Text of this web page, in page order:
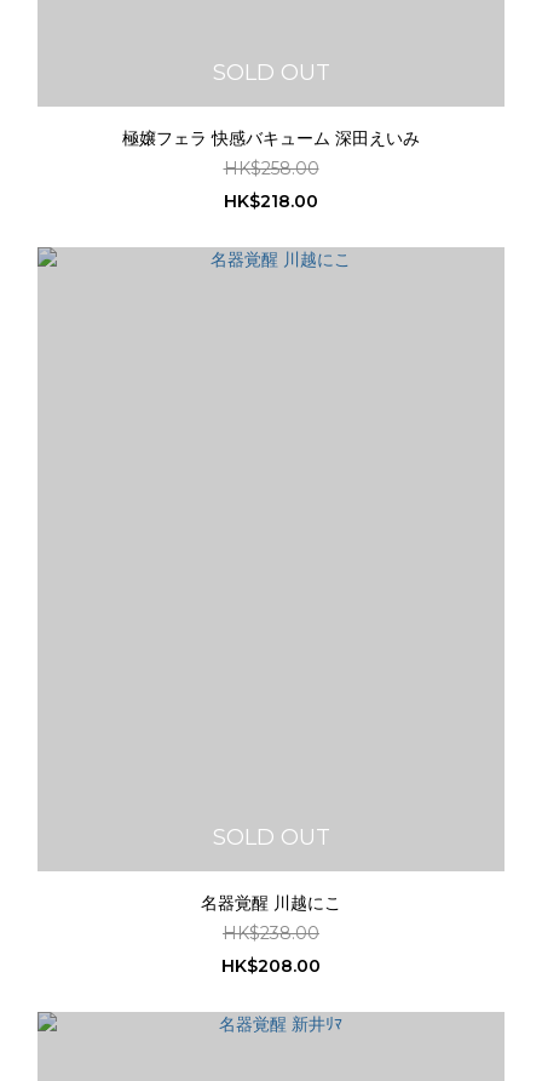
SOLD OUT
極嬢フェラ 快感バキューム 深田えいみ
HK$258.00
HK$218.00
SOLD OUT
名器覚醒 川越にこ
HK$238.00
HK$208.00